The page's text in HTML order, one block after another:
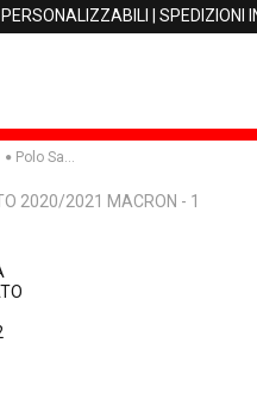
| SPEDIZIONI
Polo Sampdoria Royal Neonato 2020/2021